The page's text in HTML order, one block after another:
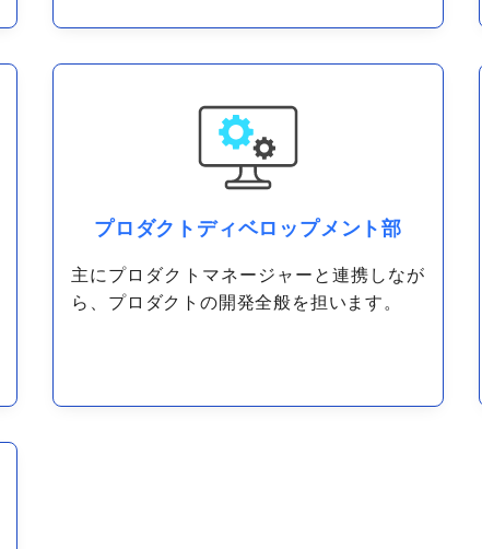
プロダクトディベロップメント部
主にプロダクトマネージャーと連携しなが
ら、プロダクトの開発全般を担います。